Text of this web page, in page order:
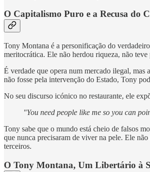
O Capitalismo Puro e a Recusa do
Tony Montana é a personificação do
meritocrática. Ele não herdou riqueza, não
É verdade que opera num mercado ilegal,
não fosse pela intervenção do Estado, Tony
No seu discurso icónico no restaurante, ele
"You need people like me so you can
Tony sabe que o mundo está cheio de falsos
que nunca precisaram de viver na pele. Ele
terceiros.
O Tony Montana, Um Libertário à